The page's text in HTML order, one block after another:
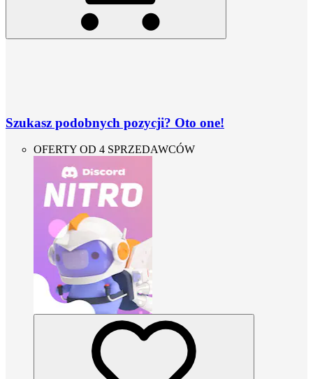
Szukasz podobnych pozycji? Oto one!
OFERTY OD 4 SPRZEDAWCÓW